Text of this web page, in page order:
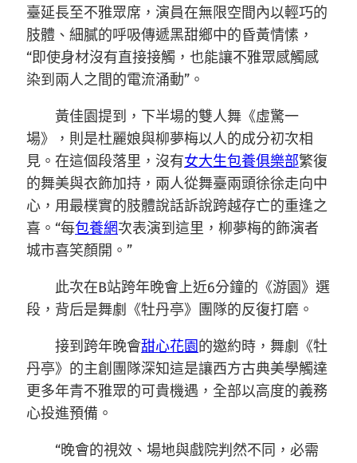
臺延長至不雅眾席，演員在無限空間內以輕巧的
肢體、細膩的呼吸傳遞黑甜鄉中的昏黃情愫，
“即使身材沒有直接接觸，也能讓不雅眾感觸感
染到兩人之間的電流涌動”。
黃佳園提到，下半場的雙人舞《虛驚一
場》，則是杜麗娘與柳夢梅以人的成分初次相
見。在這個段落里，沒有女大生包養俱樂部繁復
的舞美與衣飾加持，兩人從舞臺兩頭徐徐走向中
心，用最樸實的肢體說話訴說跨越存亡的重逢之
喜。“每包養網次表演到這里，柳夢梅的飾演者
城市喜笑顏開。”
此次在B站跨年晚會上近6分鐘的《游園》選
段，背后是舞劇《牡丹亭》團隊的反復打磨。
接到跨年晚會甜心花園的邀約時，舞劇《牡
丹亭》的主創團隊深知這是讓西方古典美學觸達
更多年青不雅眾的可貴機遇，全部以高度的義務
心投進預備。
“晚會的視效、場地與戲院判然不同，必需